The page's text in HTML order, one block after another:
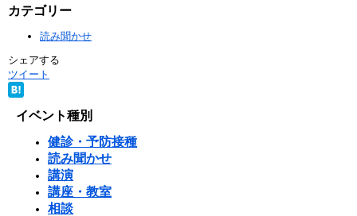
カテゴリー
読み聞かせ
シェアする
ツイート
イベント種別
健診・予防接種
読み聞かせ
講演
講座・教室
相談